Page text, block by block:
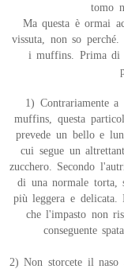
tomo
Ma questa è ormai
vissuta, non so
i muffins. Prima di
1) Contrariamente
muffins, questa
prevede un bello e
cui segue un
zucchero. Secondo
di una normale torta,
più leggera e
che l'impasto non
conseguente
2) Non storcete il